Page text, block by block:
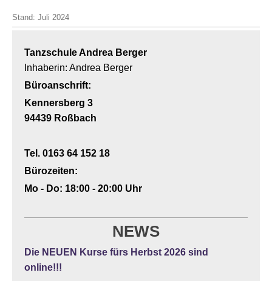
Stand: Juli 2024
Tanzschule Andrea Berger
Inhaberin: Andrea Berger
Büroanschrift:
Kennersberg 3
94439 Roßbach
Tel. 0163 64 152 18
Bürozeiten:
Mo - Do: 18:00 - 20:00 Uhr
NEWS
Die NEUEN Kurse fürs Herbst 2026 sind
online!!!